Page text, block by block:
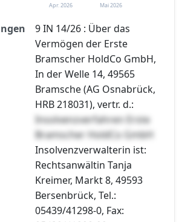
Apr. 2026 Mai 2026
9 IN 14/26 : Über das
Vermögen der Erste
Bramscher HoldCo GmbH,
In der Welle 14, 49565
Bramsche (AG Osnabrück,
HRB 218031), vertr. d.:
Insolvenzverfahren Erste
Bramscher HoldCo GmbH
Insolvenzverwalterin ist:
Rechtsanwältin Tanja
Kreimer, Markt 8, 49593
Bersenbrück, Tel.:
05439/41298-0, Fax: